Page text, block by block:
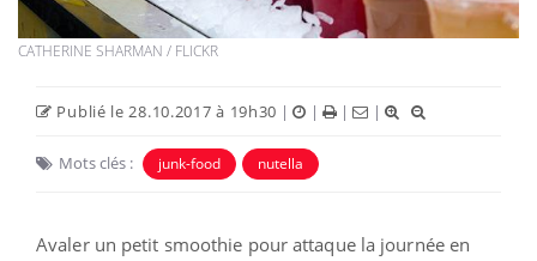
CATHERINE SHARMAN / FLICKR
Publié le 28.10.2017 à 19h30 | | | |
Mots clés : junk-food nutella
Avaler un petit smoothie pour attaque la journée en